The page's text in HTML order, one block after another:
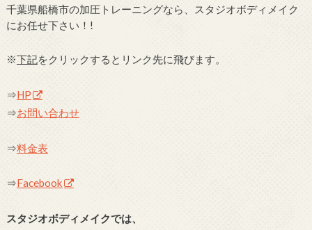
千葉県船橋市の加圧トレーニングなら、スタジオボディメイク
にお任せ下さい！!
※下記をクリックするとリンク先に飛びます。
⇒HP
⇒お問い合わせ
⇒料金表
⇒Facebook
スタジオボディメイクでは、